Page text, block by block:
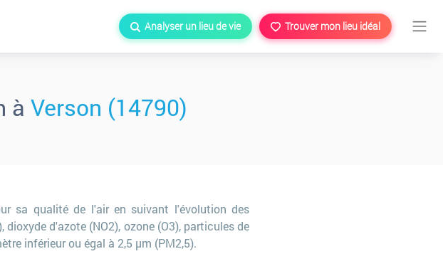
Analyser un lieu de vie Trouver mon lieu idéal
à Verson (14790)
sa qualité de l'air en suivant l'évolution des
d'azote (NO2), ozone (O3), particules de
inférieur ou égal à 2,5 µm (PM2,5).